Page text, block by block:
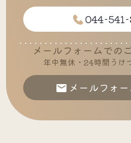
044-
メールフォームでの
年中無休・24時間うけ
メールフォ